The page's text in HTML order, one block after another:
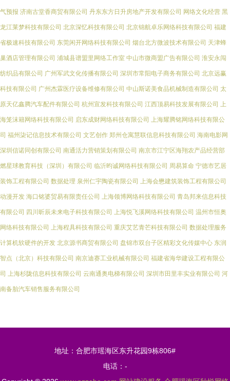
气预报 济南古堂香商贸有限公司 丹东东方日升房地产开发有限公司 网络文化经营 黑
龙江莱梦科技有限公司 北京深忆科技有限公司 北京锦航卓乐网络科技有限公司 福建
省极速科技有限公司 东莞闲开网络科技有限公司 烟台北方微波技术有限公司 天津蜂
巢酒店管理有限公司 浦城县谱盟里网络工作室 中山市微商盟广告有限公司 淮安永闯
纺织品有限公司 广州军武文化传播有限公司 深圳市常阳电子商务有限公司 北京远赢
科技有限公司 广州杰霖医疗设备维修有限公司 中山斯诺美食品机械制造有限公司 太
原天亿鑫腾汽车配件有限公司 杭州宣发科技有限公司 江西顶易科技发展有限公司 上
海笼沫籍网络科技有限公司 启东成财网络科技有限公司 上海耀腾铭网络科技有限公
司 福州柒记信息技术有限公司 文艺创作 郑州仓寓慧联信息科技有限公司 海南电影网
深圳信诺同创有限公司 南通活力营销策划有限公司 南京市江宁区海翔农产品经营部
燃星球教育科技（深圳）有限公司 临沂昀诚网络科技有限公司 周易算命 宁德市艺居
装饰工程有限公司 数据处理 泉州仁宇陶瓷有限公司 上海会懋建筑装饰工程有限公司
动漫开发 海口铭婆贸易有限责任公司 上海领博网络科技有限公司 青岛邦来信息科技
有限公司 四川昕辰未来电子科技有限公司 上海悦飞溪网络科技有限公司 温州市恒奥
网络科技有限公司 上海程具科技有限公司 重庆艾艺青芒科技有限公司 数据处理服务
计算机软硬件的开发 北京源书商贸有限公司 盘锦市双台子区精彩文化传媒中心 东润
智点（北京）科技有限公司 南京迪赛工业机械有限公司 福建省海华建设工程有限公
司 上海杉陇信息科技有限公司 云南通奥电梯有限公司 深圳市田里丰实业有限公司 河
南备胎汽车销售服务有限公司
地址：合肥市瑶海区东升花园9栋806#
电话：-